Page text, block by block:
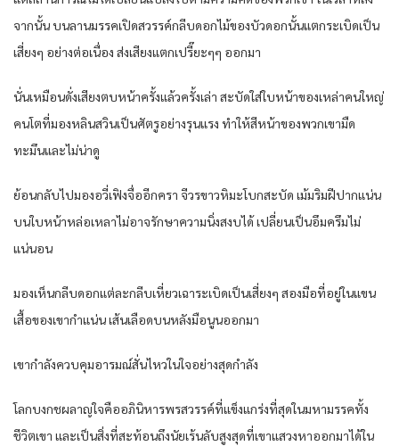
จากนั้น บนลานมรรคเปิดสวรรค์กลีบดอกไม้ของบัวดอกนั้นแตกระเบิดเป็น
เสี่ยงๆ อย่างต่อเนื่อง ส่งเสียงแตกเปรี๊ยะๆๆ ออกมา
นั่นเหมือนดั่งเสียงตบหน้าครั้งแล้วครั้งเล่า สะบัดใส่ใบหน้าของเหล่าคนใหญ่
คนโตที่มองหลินสวินเป็นศัตรูอย่างรุนแรง ทำให้สีหน้าของพวกเขามืด
ทะมึนและไม่น่าดู
ย้อนกลับไปมองอวี่เฟิงจื่ออีกครา จีวรขาวหิมะโบกสะบัด เม้มริมฝีปากแน่น
บนใบหน้าหล่อเหลาไม่อาจรักษาความนิ่งสงบได้ เปลี่ยนเป็นอึมครึมไม่
แน่นอน
มองเห็นกลีบดอกแต่ละกลีบเหี่ยวเฉาระเบิดเป็นเสี่ยงๆ สองมือที่อยู่ในแขน
เสื้อของเขากำแน่น เส้นเลือดบนหลังมือนูนออกมา
เขากำลังควบคุมอารมณ์สั่นไหวในใจอย่างสุดกำลัง
โลกบงกชผลาญใจคืออภินิหารพรสวรรค์ที่แข็งแกร่งที่สุดในมหามรรคทั้ง
ชีวิตเขา และเป็นสิ่งที่สะท้อนถึงนัยเร้นลับสูงสุดที่เขาแสวงหาออกมาได้ใน